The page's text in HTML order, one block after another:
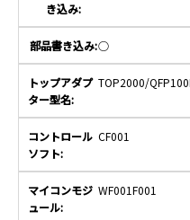
○
TOP2000/
CF001
WF001F001